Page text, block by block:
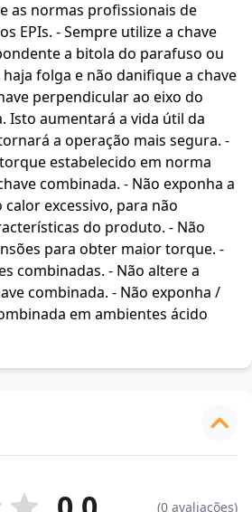
as normas profissionais de
EPIs. - Sempre utilize a chave
a bitola do parafuso ou
folga e não danifique a chave
perpendicular ao eixo do
Isto aumentará a vida útil da
a operação mais segura. -
estabelecido em norma
combinada. - Não exponha a
excessivo, para não
do produto. - Não
para obter maior torque. -
combinadas. - Não altere a
combinada. - Não exponha /
em ambientes ácido
(0 avaliações)